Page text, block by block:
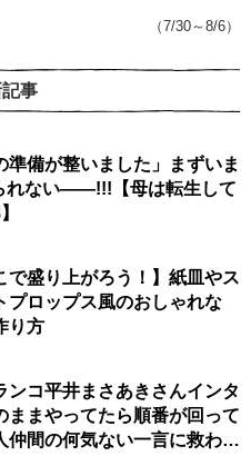
（7/30～8/6）
事
準備が整いました」まずいま
れない――!!!【母は転生して
で盛り上がろう！】紙皿やス
プロップス風のおしゃれな
り方
ンコ平井まさあきさんインタ
ままやってたら順番が回って
仲間の何気ない一言に救われ